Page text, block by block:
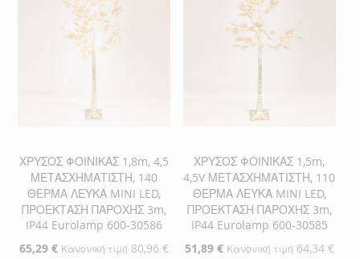
ΧΡΥΣΟΣ ΦΟΙΝΙΚΑΣ 1,8m, 4,5
ΜΕΤΑΣΧΗΜΑΤΙΣΤΗ, 140
ΘΕΡΜΑ ΛΕΥΚΑ MINI LED,
ΠΡΟΕΚΤΑΣΗ ΠΑΡΟΧΗΣ 3m,
IP44 Eurolamp 600-30586
Ειδική
65,29 € Κανονική τιμή 80,96 €
ΧΡΥΣΟΣ ΦΟΙΝΙΚΑΣ 1,5m,
4,5V ΜΕΤΑΣΧΗΜΑΤΙΣΤΗ, 110
ΘΕΡΜΑ ΛΕΥΚΑ MINI LED,
ΠΡΟΕΚΤΑΣΗ ΠΑΡΟΧΗΣ 3m,
IP44 Eurolamp 600-30585
Ειδική
51,89 € Κανονική τιμή 64,34 €